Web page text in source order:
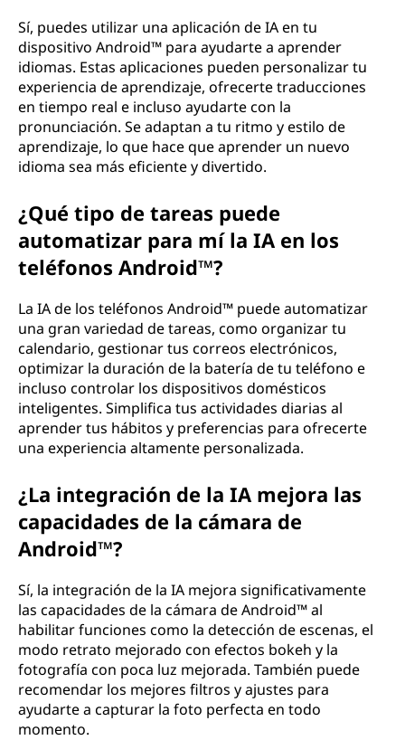
™
Sí, puedes utilizar una aplicación de IA en tu
dispositivo Android™ para ayudarte a aprender
idiomas. Estas aplicaciones pueden personalizar tu
experiencia de aprendizaje, ofrecerte traducciones
en tiempo real e incluso ayudarte con la
pronunciación. Se adaptan a tu ritmo y estilo de
aprendizaje, lo que hace que aprender un nuevo
idioma sea más eficiente y divertido.
¿Qué tipo de tareas puede
automatizar para mí la IA en los
teléfonos Android™?
La IA de los teléfonos Android™ puede automatizar
una gran variedad de tareas, como organizar tu
calendario, gestionar tus correos electrónicos,
optimizar la duración de la batería de tu teléfono e
incluso controlar los dispositivos domésticos
inteligentes. Simplifica tus actividades diarias al
aprender tus hábitos y preferencias para ofrecerte
una experiencia altamente personalizada.
¿La integración de la IA mejora las
capacidades de la cámara de
Android™?
Sí, la integración de la IA mejora significativamente
las capacidades de la cámara de Android™ al
habilitar funciones como la detección de escenas, el
modo retrato mejorado con efectos bokeh y la
fotografía con poca luz mejorada. También puede
recomendar los mejores filtros y ajustes para
ayudarte a capturar la foto perfecta en todo
momento.